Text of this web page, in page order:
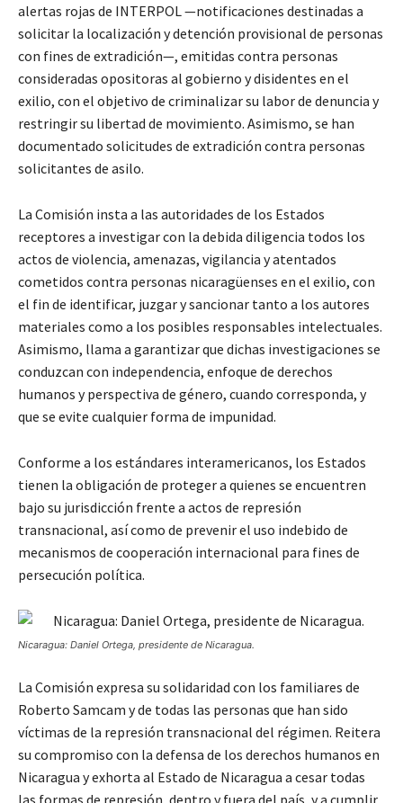
alertas rojas de INTERPOL —notificaciones destinadas a
solicitar la localización y detención provisional de personas
con fines de extradición—, emitidas contra personas
consideradas opositoras al gobierno y disidentes en el
exilio, con el objetivo de criminalizar su labor de denuncia y
restringir su libertad de movimiento. Asimismo, se han
documentado solicitudes de extradición contra personas
solicitantes de asilo.
La Comisión insta a las autoridades de los Estados
receptores a investigar con la debida diligencia todos los
actos de violencia, amenazas, vigilancia y atentados
cometidos contra personas nicaragüenses en el exilio, con
el fin de identificar, juzgar y sancionar tanto a los autores
materiales como a los posibles responsables intelectuales.
Asimismo, llama a garantizar que dichas investigaciones se
conduzcan con independencia, enfoque de derechos
humanos y perspectiva de género, cuando corresponda, y
que se evite cualquier forma de impunidad.
Conforme a los estándares interamericanos, los Estados
tienen la obligación de proteger a quienes se encuentren
bajo su jurisdicción frente a actos de represión
transnacional, así como de prevenir el uso indebido de
mecanismos de cooperación internacional para fines de
persecución política.
Nicaragua: Daniel Ortega, presidente de Nicaragua.
La Comisión expresa su solidaridad con los familiares de
Roberto Samcam y de todas las personas que han sido
víctimas de la represión transnacional del régimen. Reitera
su compromiso con la defensa de los derechos humanos en
Nicaragua y exhorta al Estado de Nicaragua a cesar todas
las formas de represión, dentro y fuera del país, y a cumplir